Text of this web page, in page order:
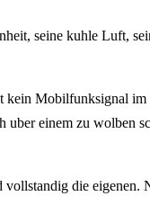
seine kuhle Luft,
kein Mobilfunksignal
einem zu wolben
die eigenen.